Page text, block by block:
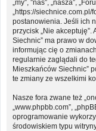
„my”, ”nas”, „nasza”,
„https://
postanowienia. Jeśli ich
przycisk „Nie
Siechnic” ma prawo w
informując cię o
regularnie zaglądali do
Mieszkańców Siechnic”
te zmiany ze wszelkimi
Nasze fora zwane też
„www.phpbb.com”,
oprogramowanie
środowiskiem typu